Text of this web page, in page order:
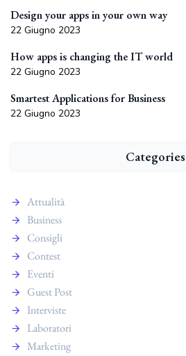
Design your apps in your own way
22 Giugno 2023
How apps is changing the IT world
22 Giugno 2023
Smartest Applications for Business
22 Giugno 2023
Categories
Attualità
Business
Consigli
Contest
Eventi
Guest Post
Interviste
Laboratori
Marketing